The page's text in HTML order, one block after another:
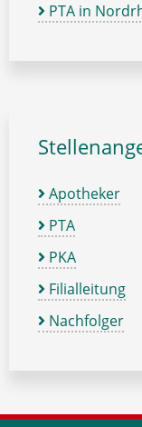
PTA in
Apotheker
PTA
PKA
Filialleitung
Nachfolger